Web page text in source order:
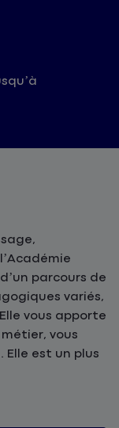
parcours de
variés,
vous apporte
vous
est un plus